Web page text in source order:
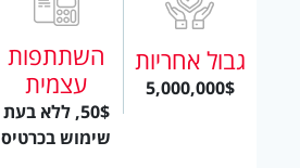
גבול אחריות
5,000,000$
השתתפות
עצמית
50$, ללא בעת
שימוש בכרטיס